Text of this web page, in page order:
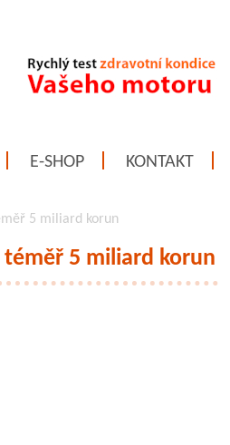
E-SHOP KONTAKT
5 miliard korun
5 miliard korun